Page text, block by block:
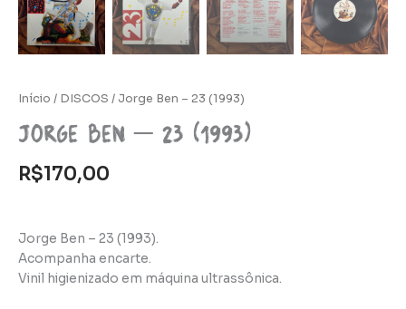
Início / DISCOS / Jorge Ben – 23 (1993)
Jorge Ben – 23 (1993)
R$170,00
Jorge Ben – 23 (1993).
Acompanha encarte.
Vinil higienizado em máquina ultrassônica.